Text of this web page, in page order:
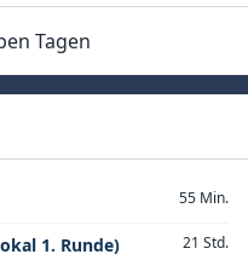
Tagen
55 Min.
1. Runde) 21 Std.